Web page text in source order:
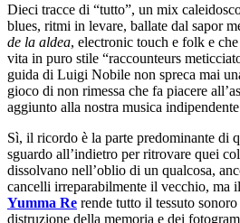
Dieci tracce di “tutto”, un mix
blues, ritmi in levare, ballate dal sapor
de la aldea, electronic touch e folk e
vita in puro stile “raccounteurs
guida di Luigi Nobile non spreca mai
gioco di non rimessa che fa piacere
aggiunto alla nostra musica
Sì, il ricordo è la parte predominante di
sguardo all’indietro per ritrovare quei
dissolvano nell’oblio di un qualcosa,
cancelli irreparabilmente il vecchio, ma
Yumma Re rende tutto il tessuto
distruzione della memoria e dei